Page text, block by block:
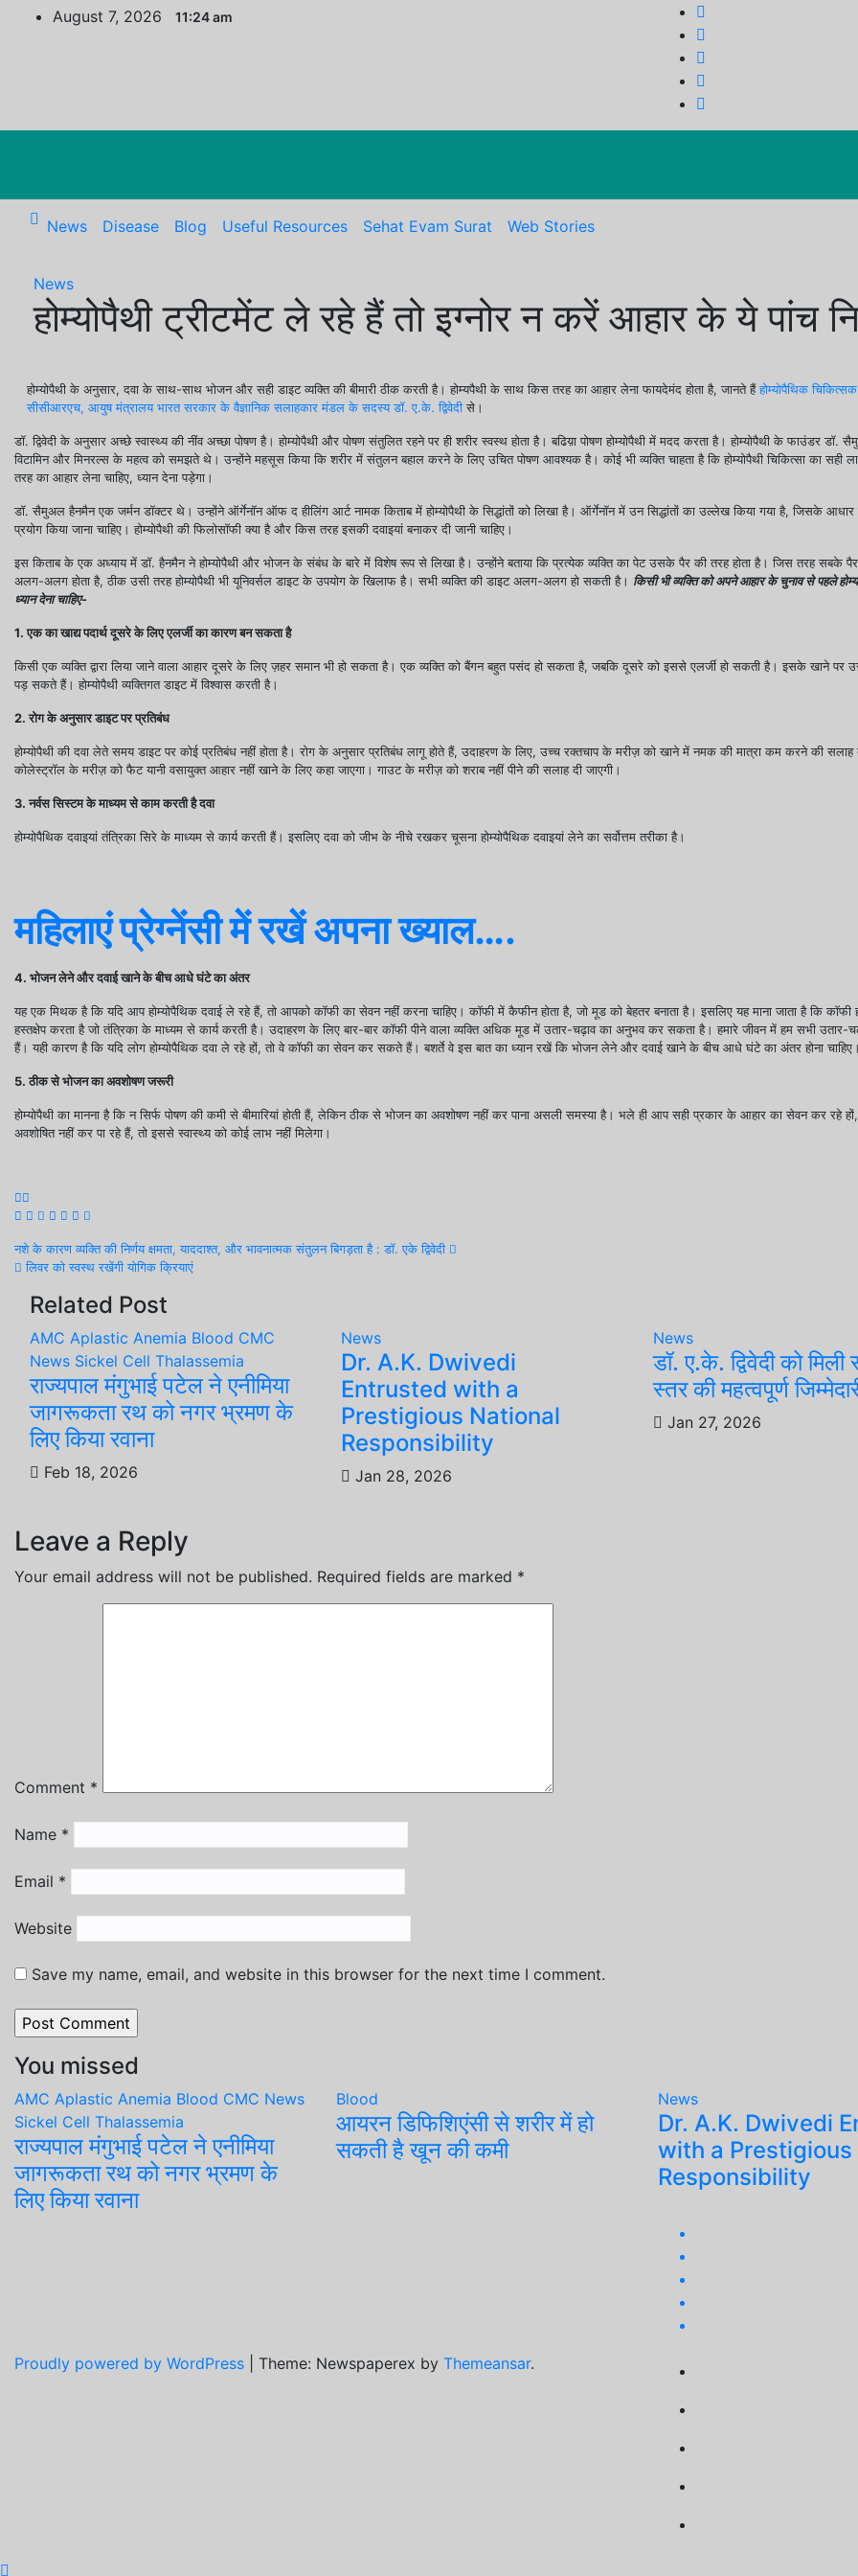
August 7, 2026 11:24 am
News Disease Blog Useful Resources Sehat Evam Surat Web Stories
News
होम्योपैथी ट्रीटमेंट ले रहे हैं तो इग्नोर न करें आहार के ये पांच
होम्योपैथी के अनुसार, दवा के साथ-साथ भोजन और सही डाइट व्यक्ति की बीमारी ठीक करती है। होम्यपैथी के साथ किस तरह का आहार लेना फायदेमंद होता है, जानते हैंहोम्योपैथिक
सीसीआरएच, आयुष मंत्रालय भारत सरकार के वैज्ञानिक सलाहकार मंडल के सदस्य डॉ. ए.के. द्विवेदीसे।
डॉ. द्विवेदी के अनुसार अच्छे स्वास्थ्य की नींव अच्छा पोषण है। होम्योपैथी और पोषण संतुलित रहने पर ही शरीर स्वस्थ होता है। बढिय़ा पोषण होम्योपैथी में मदद करता है। होम्योपैथी के फाउंडर डॉ.
विटामिन और मिनरल्स के महत्व को समझते थे। उन्होंने महसूस किया कि शरीर में संतुलन बहाल करने के लिए उचित पोषण आवश्यक है। कोई भी व्यक्ति चाहता है कि होम्योपैथी चिकित्सा का सही
तरह का आहार लेना चाहिए, ध्यान देना पड़ेगा।
डॉ. सैमुअल हैनमैन एक जर्मन डॉक्टर थे। उन्होंने ऑर्गेनॉन ऑफ द हीलिंग आर्ट नामक किताब में होम्योपैथी के सिद्धांतों को लिखा है। ऑर्गेनॉन में उन सिद्धांतों का उल्लेख किया गया है, जिसके आधार
प्रयोग किया जाना चाहिए। होम्योपैथी की फिलोसॉफी क्या है और किस तरह इसकी दवाइयां बनाकर दी जानी चाहिए।
इस किताब के एक अध्याय में डॉ. हैनमैन ने होम्योपैथी और भोजन के संबंध के बारे में विशेष रूप से लिखा है। उन्होंने बताया कि प्रत्येक व्यक्ति का पेट उसके पैर की तरह होता है। जिस तरह सबके
अलग-अलग होता है, ठीक उसी तरह होम्योपैथी भी यूनिवर्सल डाइट के उपयोग के खिलाफ है। सभी व्यक्ति की डाइट अलग-अलग हो सकती है। किसी भी व्यक्ति को अपने आहार के चुनाव से पहले
ध्यान देना चाहिए-
1. एक का खाद्य पदार्थ दूसरे के लिए एलर्जी का कारण बन सकता है
किसी एक व्यक्ति द्वारा लिया जाने वाला आहार दूसरे के लिए ज़हर समान भी हो सकता है। एक व्यक्ति को बैंगन बहुत पसंद हो सकता है, जबकि दूसरे को इससे एलर्जी हो सकती है। इसके खाने पर
पड़ सकते हैं। होम्योपैथी व्यक्तिगत डाइट में विश्वास करती है।
2. रोग के अनुसार डाइट पर प्रतिबंध
होम्योपैथी की दवा लेते समय डाइट पर कोई प्रतिबंध नहीं होता है। रोग के अनुसार प्रतिबंध लागू होते हैं, उदाहरण के लिए, उच्च रक्तचाप के मरीज़ को खाने में नमक की मात्रा कम करने की सलाह
कोलेस्ट्रॉल के मरीज़ को फैट यानी वसायुक्त आहार नहीं खाने के लिए कहा जाएगा। गाउट के मरीज़ को शराब नहीं पीने की सलाह दी जाएगी।
3. नर्वस सिस्टम के माध्यम से काम करती है दवा
होम्योपैथिक दवाइयां तंत्रिका सिरे के माध्यम से कार्य करती हैं। इसलिए दवा को जीभ के नीचे रखकर चूसना होम्योपैथिक दवाइयां लेने का सर्वोत्तम तरीका है।
महिलाएं प्रेग्नेंसी में रखें अपना ख्याल….
4. भोजन लेने और दवाई खाने के बीच आधे घंटे का अंतर
यह एक मिथक है कि यदि आप होम्योपैथिक दवाई ले रहे हैं, तो आपको कॉफी का सेवन नहीं करना चाहिए। कॉफी में कैफीन होता है, जो मूड को बेहतर बनाता है। इसलिए यह माना जाता है कि कॉफी
हस्तक्षेप करता है जो तंत्रिका के माध्यम से कार्य करती है। उदाहरण के लिए बार-बार कॉफी पीने वाला व्यक्ति अधिक मूड में उतार-चढ़ाव का अनुभव कर सकता है। हमारे जीवन में हम सभी उतार-
हैं। यही कारण है कि यदि लोग होम्योपैथिक दवा ले रहे हों, तो वे कॉफी का सेवन कर सकते हैं। बशर्ते वे इस बात का ध्यान रखें कि भोजन लेने और दवाई खाने के बीच आधे घंटे का अंतर होना चाहिए।
5. ठीक से भोजन का अवशोषण जरूरी
होम्योपैथी का मानना है कि न सिर्फ पोषण की कमी से बीमारियां होती हैं, लेकिन ठीक से भोजन का अवशोषण नहीं कर पाना असली समस्या है। भले ही आप सही प्रकार के आहार का सेवन कर रहे
अवशोषित नहीं कर पा रहे हैं, तो इससे स्वास्थ्य को कोई लाभ नहीं मिलेगा।
Post
navigation
नशे के कारण व्यक्ति की निर्णय क्षमता, याददाश्त, और भावनात्मक संतुलन बिगड़ता है : डॉ. एके द्विवेदी
लिवर को स्वस्थ रखेंगी योगिक क्रियाएं
Related Post
AMC Aplastic Anemia Blood CMC
News Sickel Cell Thalassemia
राज्यपाल मंगुभाई पटेल ने एनीमिया
जागरूकता रथ को नगर भ्रमण के
लिए किया रवाना
Feb 18, 2026
News
Dr. A.K. Dwivedi
Entrusted with a
Prestigious National
Responsibility
Jan 28, 2026
News
डॉ. ए.के. द्विवेदी को मिली
स्तर की महत्वपूर्ण
Jan 27, 2026
Leave a Reply
Your email address will not be published. Required fields are marked *
Comment *
Name *
Email *
Website
Save my name, email, and website in this browser for the next time I comment.
You missed
AMC Aplastic Anemia Blood CMC News
Sickel Cell Thalassemia
राज्यपाल मंगुभाई पटेल ने एनीमिया
जागरूकता रथ को नगर भ्रमण के
लिए किया रवाना
Blood
आयरन डिफिशिएंसी से शरीर में हो
सकती है खून की कमी
News
Dr. A.K. Dwivedi
with a Prestigious
Responsibility
Proudly powered by WordPress Theme: Newspaperex by Themeansar.